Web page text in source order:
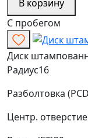
В корзину
С пробегом
Диск
Радиус16
Разболтовка
Центр.